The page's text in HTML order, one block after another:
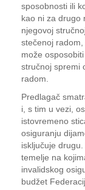
sposobnosti ili
kao ni za drugo
njegovoj
stečenoj
može
stručnoj spremi
radom.
Predlagač
i, s tim u vezi,
istovremeno
osiguranju
isključuje
temelje na
invalidskog
budžet